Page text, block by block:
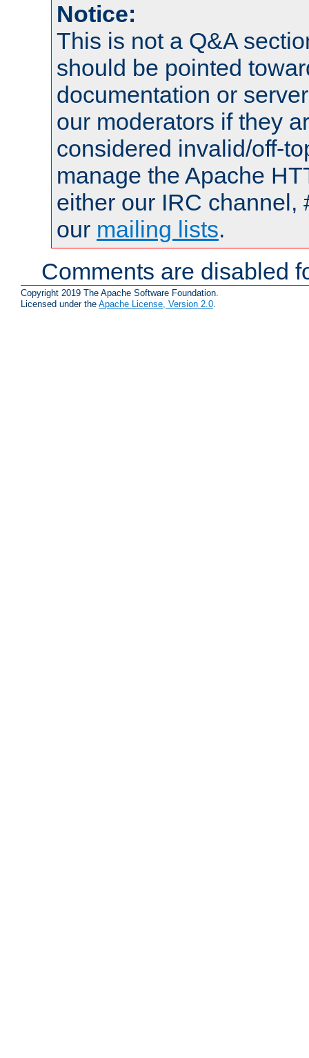
Notice:
This is not a Q&A
should be pointed
documentation or
our moderators if they
considered invalid/off-
manage the Apache
either our IRC channel,
our mailing lists.
Comments are disabled
Copyright 2019 The Apache Software Foundation.
Licensed under the Apache License, Version 2.0